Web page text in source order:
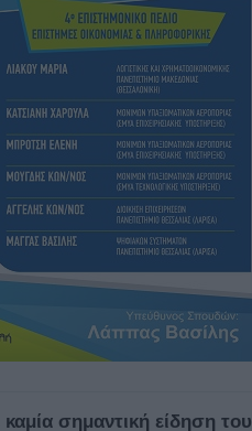
σημαντική είδηση του